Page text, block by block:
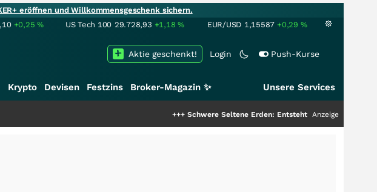
eröffnen und Willkommensgeschenk sichern.
+0,25% US Tech 100 29.728,93 +1,18% EUR/USD 1,15587 +0,29 %
Login Push-Kurse
Aktie geschenkt!
Krypto Devisen Festzins Broker-Magazin ✨ Unsere Services
Schwere Seltene Erden: Entsteht hier die nächste
Anzeige